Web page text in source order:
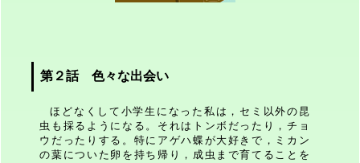
第２話 色々な出会い
ほどなくして小学生になった私は，セミ以外の昆
虫も採るようになる。それはトンボだったり，チョ
ウだったりする。特にアゲハ蝶が大好きで，ミカン
の葉についた卵を持ち帰り，成虫まで育てることを